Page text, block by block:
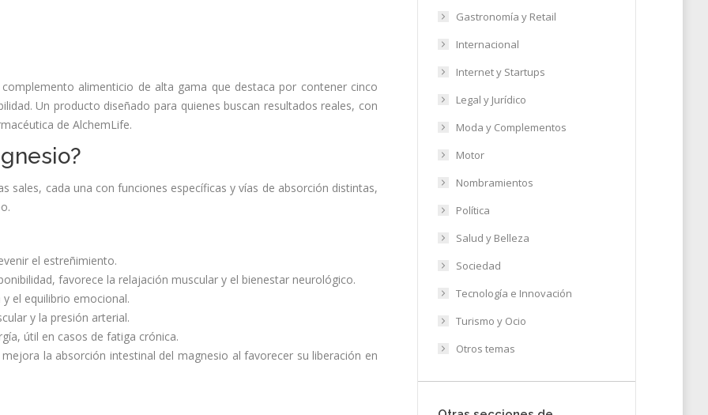
alimenticio de alta gama que destaca por contener cinco
Un producto diseñado para quienes buscan resultados reales, con
de AlchemLife.
sales, cada una con funciones específicas y vías de absorción distintas,
el estreñimiento.
favorece la relajación muscular y el bienestar neurológico.
el equilibrio emocional.
y la presión arterial.
útil en casos de fatiga crónica.
la absorción intestinal del magnesio al favorecer su liberación en
Gastronomía y Retail
Internacional
Internet y Startups
Legal y Jurídico
Moda y Complementos
Motor
Nombramientos
Política
Salud y Belleza
Sociedad
Tecnología e Innovación
Turismo y Ocio
Otros temas